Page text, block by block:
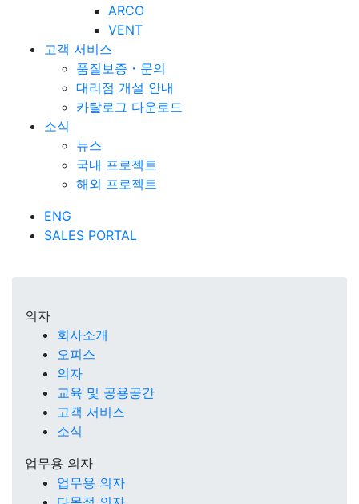
ARCO
VENT
고객 서비스
품질보증・문의
대리점 개설 안내
카탈로그 다운로드
소식
뉴스
국내 프로젝트
해외 프로젝트
ENG
SALES PORTAL
의자
회사소개
오피스
의자
교육 및 공용공간
고객 서비스
소식
업무용 의자
업무용 의자